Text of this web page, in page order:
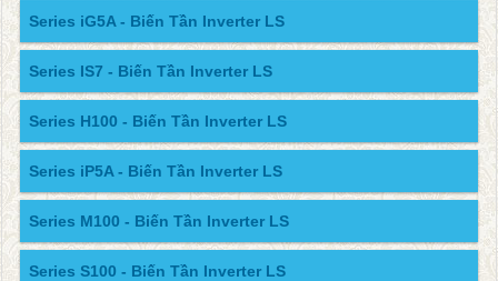
Series iG5A - Biến Tần Inverter LS
Series IS7 - Biến Tần Inverter LS
Series H100 - Biến Tần Inverter LS
Series iP5A - Biến Tần Inverter LS
Series M100 - Biến Tần Inverter LS
Series S100 - Biến Tần Inverter LS